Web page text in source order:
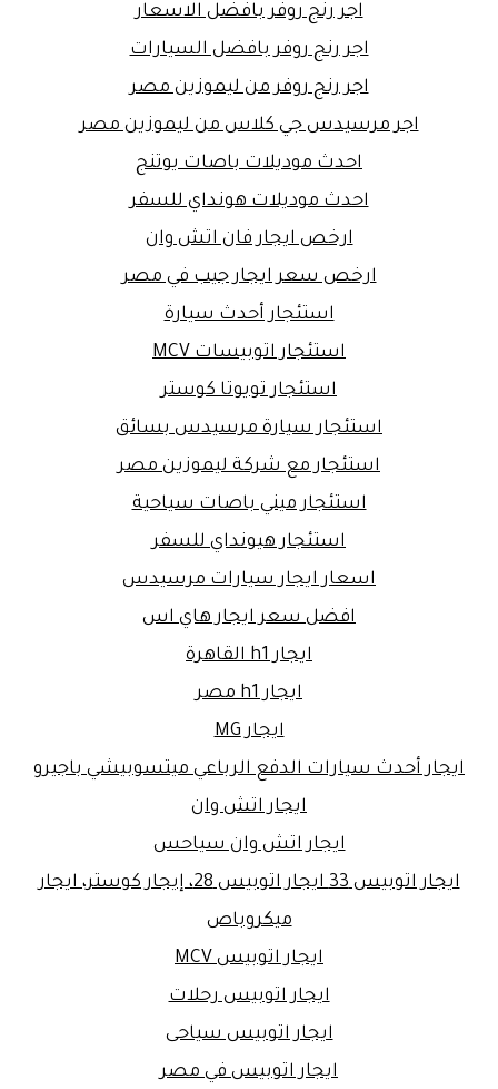
اجر رنج روفر بافضل الاسعار
اجر رنج روفر بافضل السيارات
اجر رنج روفر من ليموزين مصر
اجر مرسيدس جي كلاس من ليموزين مصر
احدث موديلات باصات يوتنج
احدث موديلات هونداي للسفر
ارخص ايجار فان اتش وان
ارخص سعر ايجار جيب في مصر
استئجار أحدث سيارة
استئجار اتوبيسات MCV
استئجار تويوتا كوستر
استئجار سيارة مرسيدس بسائق
استئجار مع شركة ليموزين مصر
استئجار ميني باصات سياحية
استئجار هيونداي للسفر
اسعار ايجار سيارات مرسيدس
افضل سعر ايجار هاي اس
ايجار h1 القاهرة
ايجار h1 مصر
ايجار MG
ايجار أحدث سيارات الدفع الرباعي ميتسوبيشي باجيرو
ايجار اتش وان
ايجار اتش وان سياحس
ايجار اتوبيس 33 ايجار اتوبيس 28، إيجار كوستر، ايجار
ميكروباص
ايجار اتوبيس MCV
ايجار اتوبيس رحلات
ايجار اتوبيس سياحى
ايجار اتوبيس في مصر